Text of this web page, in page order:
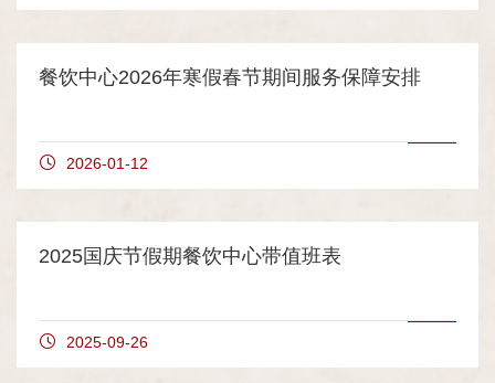
餐饮中心2026年寒假春节期间服务保障安排
2026-01-12
2025国庆节假期餐饮中心带值班表
2025-09-26